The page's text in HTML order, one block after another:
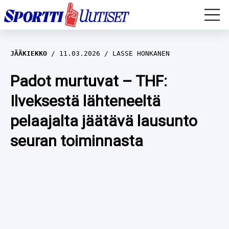
EM-YLEISURHEILU
JÄÄKIEKKO
YLEISURHEILU
WILMA HELTELÄ
TALVILAJIT
JÄÄKIEKKO 11.03.2026 LASSE HONKANEN
Padot murtuvat – THF:
Ilveksestä lähteneeltä
pelaajalta jäätävä lausunto
seuran toiminnasta